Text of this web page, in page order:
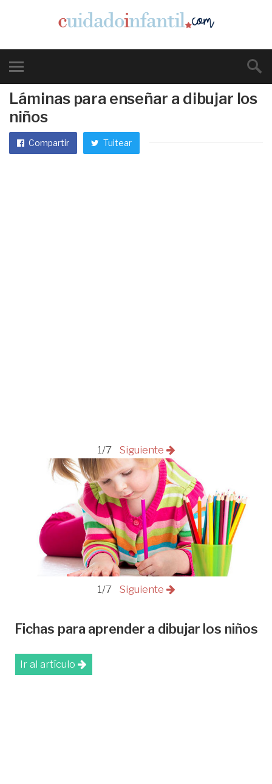
Láminas para enseñar a dibujar los
niños
Compartir Tuitear
1/7 Siguiente
1/7 Siguiente
Fichas para aprender a dibujar los niños
Ir al artículo